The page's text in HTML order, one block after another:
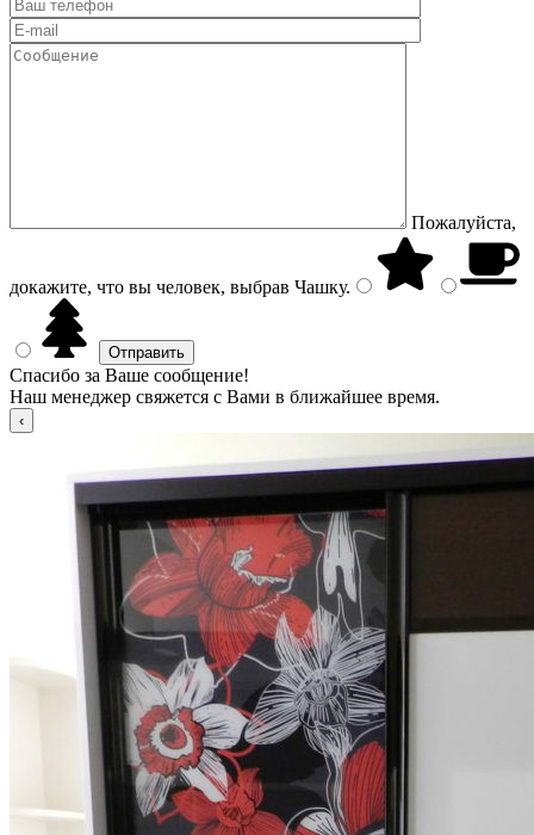
Пожалуйста,
докажите, что вы человек, выбрав Чашку.
Спасибо за Ваше сообщение!
Наш менеджер свяжется с Вами в ближайшее время.